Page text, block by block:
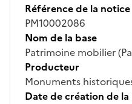
Référence de la notice
PM10002086
Nom de la base
Patrimoine mobilier
Producteur
Monuments
Date de création de